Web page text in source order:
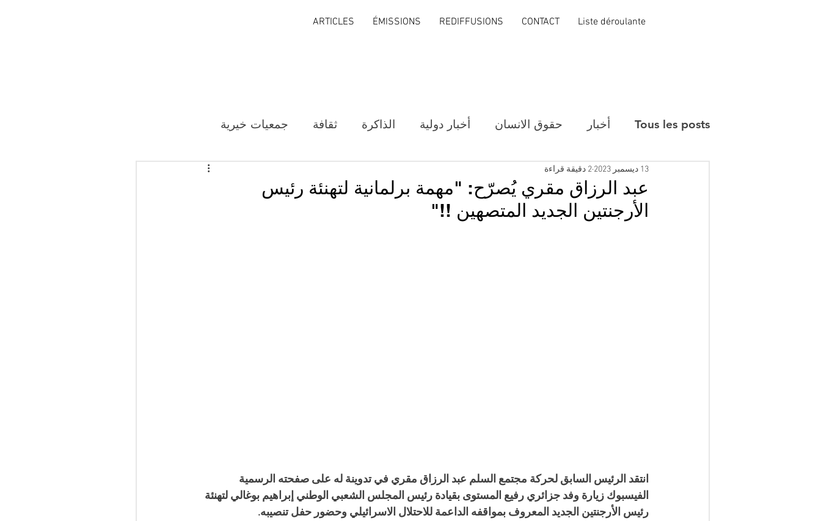
ARTICLES ÉMISSIONS REDIFFUSIONS CONTACT Liste déroulante
Tous les posts أخبار حقوق الانسان أخبار دولية الذاكرة ثقافة جمعيات خيرية
عبد الرزاق مقري يُصرّح: "مهمة برلمانية لتهنئة رئيس
الأرجنتين الجديد المتصهين !!"
13 ديسمبر 2023 2 دقيقة قراءة
انتقد الرئيس السابق لحركة مجتمع السلم عبد الرزاق مقري في تدوينة له على صفحته الرسمية
الفيسبوك زيارة وفد جزائري رفيع المستوى بقيادة رئيس المجلس الشعبي الوطني إبراهيم بوغالي لتهنئة
رئيس الأرجنتين الجديد المعروف بمواقفه الداعمة للاحتلال الاسرائيلي وحضور حفل تنصيبه.